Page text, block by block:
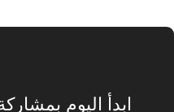
ابدأ اليوم